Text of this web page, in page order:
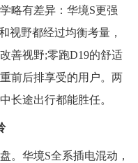
略有差异：华境S更强
视野都经过均衡考量，
善视野;零跑D19的舒适
前后排享受的用户。两
长途出行都能胜任。
。华境S全系插电混动，